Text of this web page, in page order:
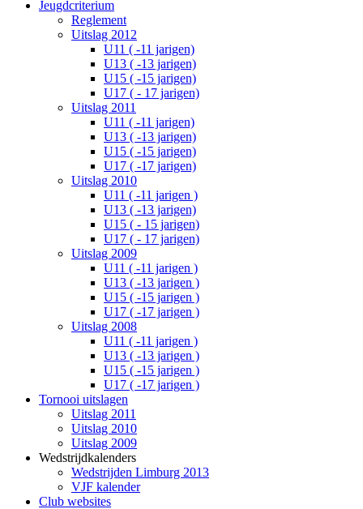
Jeugdcriterium
Reglement
Uitslag 2012
U11 ( -11 jarigen)
U13 ( -13 jarigen)
U15 ( -15 jarigen)
U17 ( - 17 jarigen)
Uitslag 2011
U11 ( -11 jarigen)
U13 ( -13 jarigen)
U15 ( -15 jarigen)
U17 ( -17 jarigen)
Uitslag 2010
U11 ( -11 jarigen )
U13 ( -13 jarigen)
U15 ( - 15 jarigen)
U17 ( - 17 jarigen)
Uitslag 2009
U11 ( -11 jarigen )
U13 ( -13 jarigen )
U15 ( -15 jarigen )
U17 ( -17 jarigen )
Uitslag 2008
U11 ( -11 jarigen )
U13 ( -13 jarigen )
U15 ( -15 jarigen )
U17 ( -17 jarigen )
Tornooi uitslagen
Uitslag 2011
Uitslag 2010
Uitslag 2009
Wedstrijdkalenders
Wedstrijden Limburg 2013
VJF kalender
Club websites